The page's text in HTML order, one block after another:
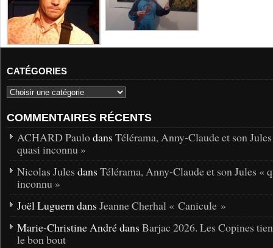
CATÉGORIES
COMMENTAIRES RÉCENTS
ACHARD Paulodans Télérama, Anny-Claude et son
quasi inconnu »
Nicolas Jules dans Télérama, Anny-Claude et son Jules «
inconnu »
Joël Luguern dans Jeanne Cherhal « Canicule »
Marie-Christine André dans Barjac 2026. Les Copines
le bon bout